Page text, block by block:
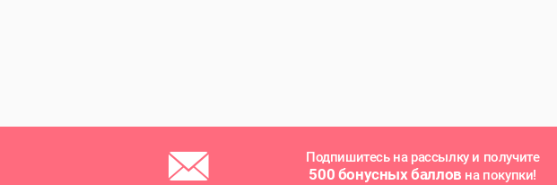
Подпишитесь на рассылку и получите
500 бонусных баллов на покупки!